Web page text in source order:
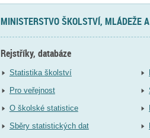
MINISTERSTVO ŠKOLSTVÍ, MLÁDEŽE
Rejstříky, databáze
Statistika školství
Pro veřejnost
O školské statistice
Sběry statistických dat